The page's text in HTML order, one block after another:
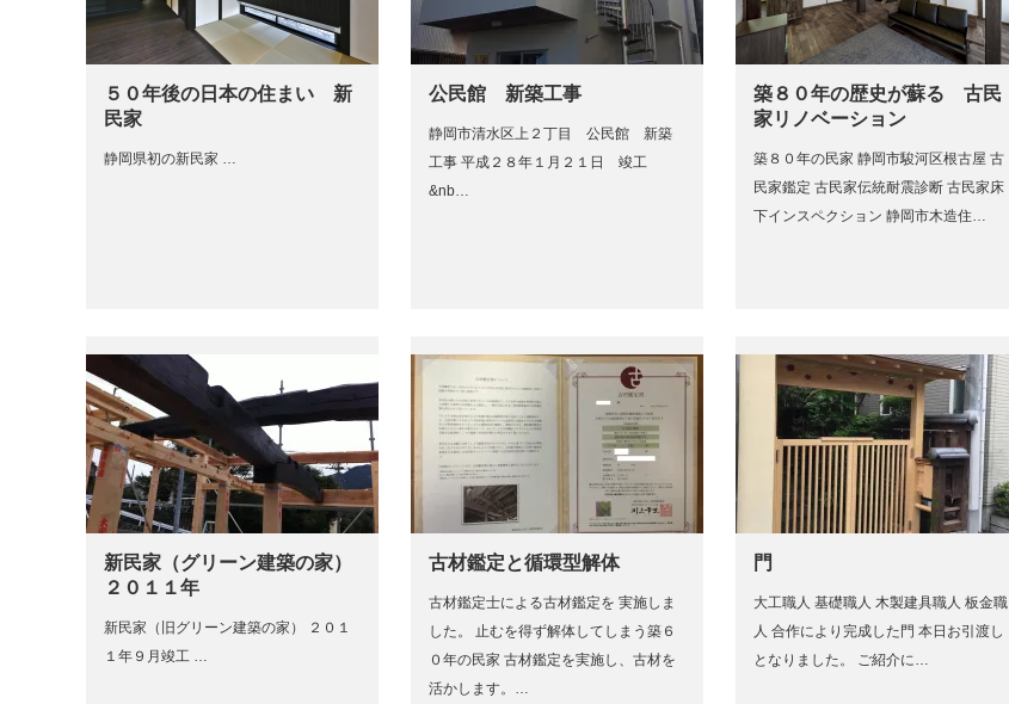
５０年後の日本の住まい 新
民家
静岡県初の新民家 …
公民館 新築工事
静岡市清水区上２丁目 公民館 新築
工事 平成２８年１月２１日 竣工
&nb…
築８０年の歴史が蘇る 古民
家リノベーション
築８０年の民家 静岡市駿河区根古屋 古
民家鑑定 古民家伝統耐震診断 古民家床
下インスペクション 静岡市木造住…
新民家（グリーン建築の家）
２０１１年
新民家（旧グリーン建築の家） ２０１
１年９月竣工 …
古材鑑定と循環型解体
古材鑑定士による古材鑑定を 実施しま
した。 止むを得ず解体してしまう築６
０年の民家 古材鑑定を実施し、古材を
活かします。…
門
大工職人 基礎職人 木製建具職人 板金職
人 合作により完成した門 本日お引渡し
となりました。 ご紹介に…